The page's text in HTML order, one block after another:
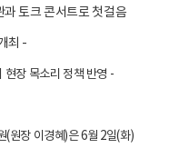
토크 콘서트로 첫걸음
최 -
현장 목소리 정책 반영 -
(원장 이경혜)은 6월 2일(화)